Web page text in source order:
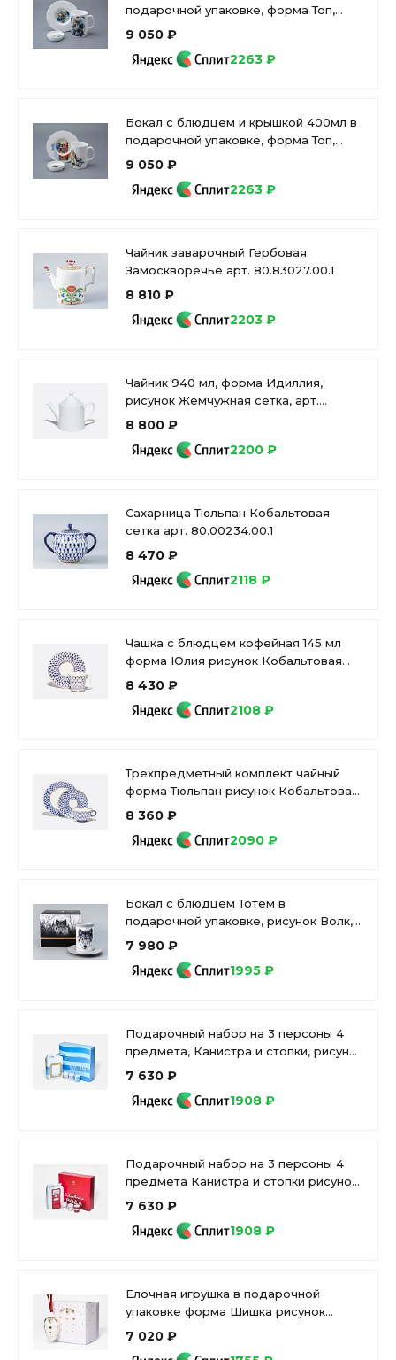
подарочной упаковке, форма Топ,
рисунокAtomic Heart (Атомное
9 050 ₽
2263 ₽
Бокал с блюдцем и крышкой 400мл в
подарочной упаковке, форма Топ,
рисунокAtomic Heart (Атомное
9 050 ₽
2263 ₽
Чайник заварочный Гербовая
Замоскворечье арт. 80.83027.00.1
8 810 ₽
2203 ₽
Чайник 940 мл, форма Идиллия,
рисунок Жемчужная сетка, арт.
80.02909.00.1
8 800 ₽
2200 ₽
Сахарница Тюльпан Кобальтовая
сетка арт. 80.00234.00.1
8 470 ₽
2118 ₽
Чашка с блюдцем кофейная 145 мл
форма Юлия рисунок Кобальтовая
сетка арт. 81.20119.00.1
8 430 ₽
2108 ₽
Трехпредметный комплект чайный
форма Тюльпан рисунок Кобальтовая
сетка арт. 81.10103.00.1
8 360 ₽
2090 ₽
Бокал с блюдцем Тотем в
подарочной упаковке, рисунок Волк,
арт. 81.28374.00.1
7 980 ₽
1995 ₽
Подарочный набор на 3 персоны 4
предмета, Канистра и стопки, рисунок
Невская корюшка, арт. 81.34241.00.1
7 630 ₽
1908 ₽
Подарочный набор на 3 персоны 4
предмета Канистра и стопки рисунок
Газвода, арт. 81.34242.00.1
7 630 ₽
1908 ₽
Елочная игрушка в подарочной
упаковке форма Шишка рисунок
Рождество, арт 81.33933.00.1
7 020 ₽